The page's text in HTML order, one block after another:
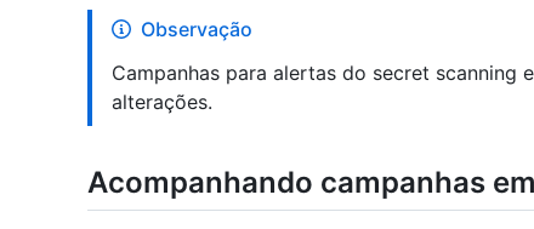
Observação
Campanhas para alertas do secret scanning
alterações.
Acompanhando campanhas